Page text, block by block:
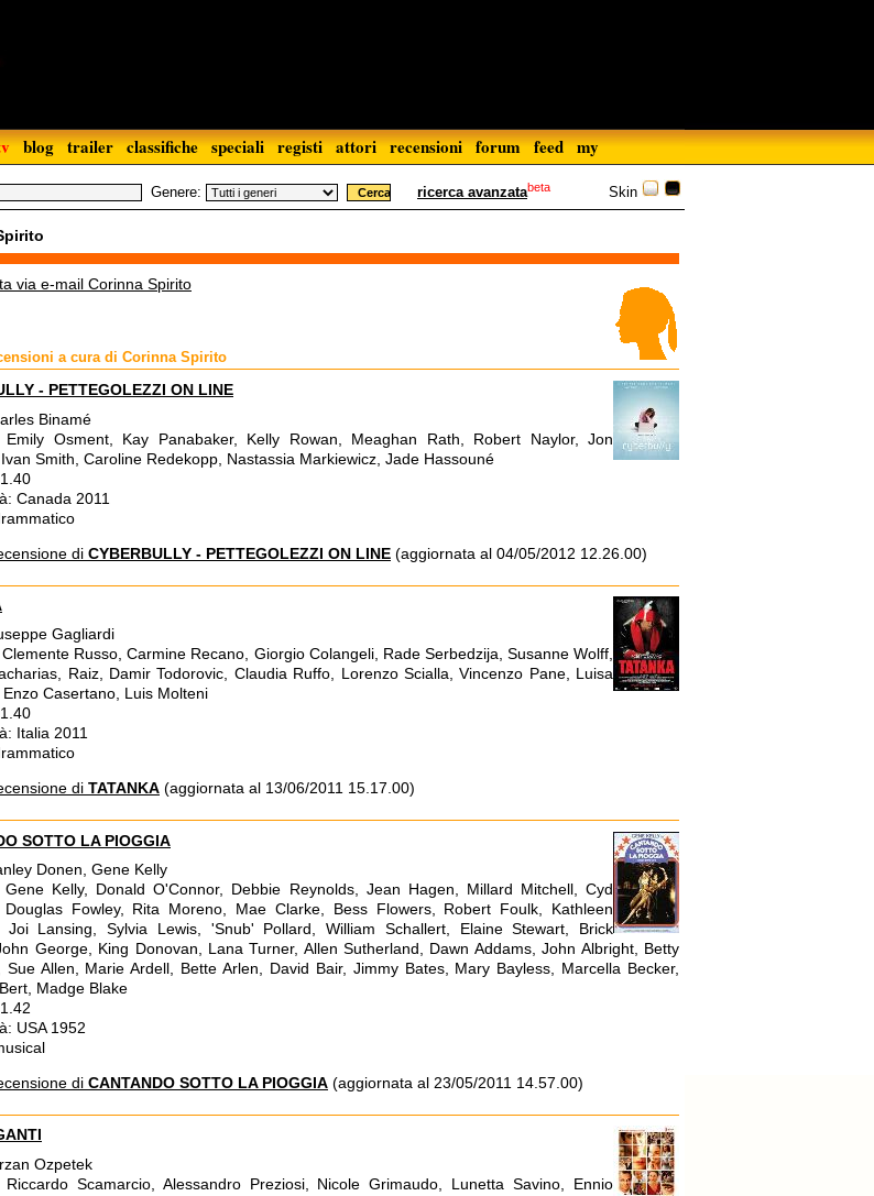
blog trailer classifiche speciali registi attori recensioni forum feed my
Skin
Genere: ricerca avanzatabeta
via e-mail Corinna Spirito
a cura di Corinna Spirito
- PETTEGOLEZZI ON LINE
Binamé
Emily Osment, Kay Panabaker, Kelly Rowan, Meaghan Rath, Robert Naylor, Jon
Smith, Caroline Redekopp, Nastassia Markiewicz, Jade Hassouné
Canada 2011
di CYBERBULLY - PETTEGOLEZZI ON LINE (aggiornata al 04/05/2012 12.26.00)
Gagliardi
Russo, Carmine Recano, Giorgio Colangeli, Rade Serbedzija, Susanne Wolff,
Raiz, Damir Todorovic, Claudia Ruffo, Lorenzo Scialla, Vincenzo Pane, Luisa
Enzo Casertano, Luis Molteni
Italia 2011
di TATANKA (aggiornata al 13/06/2011 15.17.00)
SOTTO LA PIOGGIA
Donen, Gene Kelly
Gene Kelly, Donald O'Connor, Debbie Reynolds, Jean Hagen, Millard Mitchell, Cyd
Douglas Fowley, Rita Moreno, Mae Clarke, Bess Flowers, Robert Foulk, Kathleen
Joi Lansing, Sylvia Lewis, 'Snub' Pollard, William Schallert, Elaine Stewart, Brick
George, King Donovan, Lana Turner, Allen Sutherland, Dawn Addams, John Albright, Betty
Sue Allen, Marie Ardell, Bette Arlen, David Bair, Jimmy Bates, Mary Bayless, Marcella Becker,
Madge Blake
USA 1952
di CANTANDO SOTTO LA PIOGGIA (aggiornata al 23/05/2011 14.57.00)
Ozpetek
Riccardo Scamarcio, Alessandro Preziosi, Nicole Grimaudo, Lunetta Savino, Ennio